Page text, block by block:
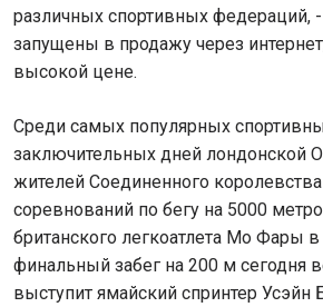
различных спортивных федераций,
запущены в продажу через
высокой цене.
Среди самых популярных
заключительных дней лондонской
жителей Соединенного
соревнований по бегу на 5000
британского легкоатлета Мо Фары в
финальный забег на 200 м сегодня
выступит ямайский спринтер Усэйн